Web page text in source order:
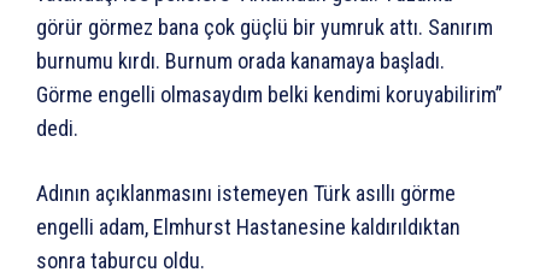
görür görmez bana çok güçlü bir yumruk attı. Sanırım
burnumu kırdı. Burnum orada kanamaya başladı.
Görme engelli olmasaydım belki kendimi koruyabilirim”
dedi.
Adının açıklanmasını istemeyen Türk asıllı görme
engelli adam, Elmhurst Hastanesine kaldırıldıktan
sonra taburcu oldu.